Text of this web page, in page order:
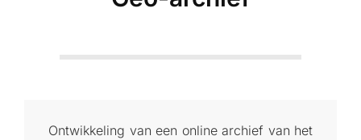
Ontwikkeling van een online archief van het